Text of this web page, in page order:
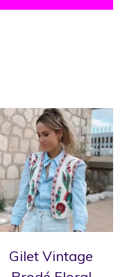
Gilet Vintage